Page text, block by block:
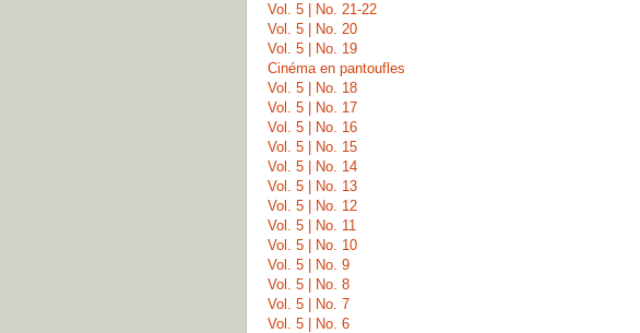
Vol. 5 | No. 21-22
Vol. 5 | No. 20
Vol. 5 | No. 19
Cinéma en pantoufles
Vol. 5 | No. 18
Vol. 5 | No. 17
Vol. 5 | No. 16
Vol. 5 | No. 15
Vol. 5 | No. 14
Vol. 5 | No. 13
Vol. 5 | No. 12
Vol. 5 | No. 11
Vol. 5 | No. 10
Vol. 5 | No. 9
Vol. 5 | No. 8
Vol. 5 | No. 7
Vol. 5 | No. 6